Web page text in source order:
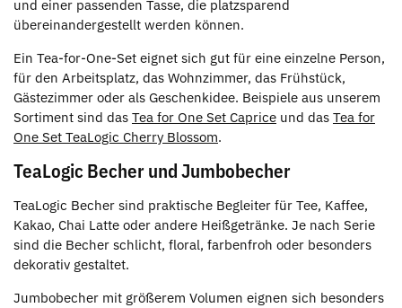
und einer passenden Tasse, die platzsparend
übereinandergestellt werden können.
Ein Tea-for-One-Set eignet sich gut für eine einzelne Person,
für den Arbeitsplatz, das Wohnzimmer, das Frühstück,
Gästezimmer oder als Geschenkidee. Beispiele aus unserem
Sortiment sind das Tea for One Set Caprice und das Tea for
One Set TeaLogic Cherry Blossom.
TeaLogic Becher und Jumbobecher
TeaLogic Becher sind praktische Begleiter für Tee, Kaffee,
Kakao, Chai Latte oder andere Heißgetränke. Je nach Serie
sind die Becher schlicht, floral, farbenfroh oder besonders
dekorativ gestaltet.
Jumbobecher mit größerem Volumen eignen sich besonders